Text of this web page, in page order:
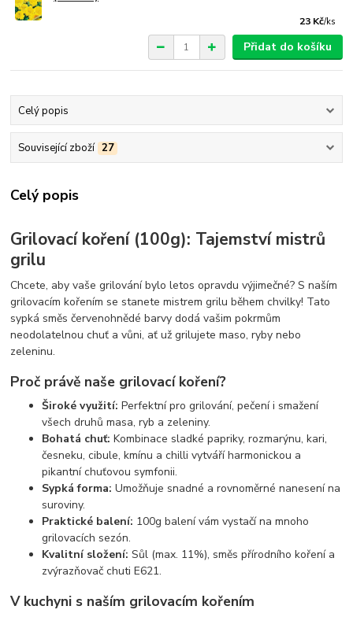
23 Kč/ks
Přidat do košíku
Celý popis
Související zboží 27
Celý popis
Grilovací koření (100g): Tajemství mistrů
grilu
Chcete, aby vaše grilování bylo letos opravdu výjimečné? S naším
grilovacím kořením se stanete mistrem grilu během chvilky! Tato
sypká směs červenohnědé barvy dodá vašim pokrmům
neodolatelnou chuť a vůni, ať už grilujete maso, ryby nebo
zeleninu.
Proč právě naše grilovací koření?
Široké využití: Perfektní pro grilování, pečení i smažení
všech druhů masa, ryb a zeleniny.
Bohatá chuť: Kombinace sladké papriky, rozmarýnu, kari,
česneku, cibule, kmínu a chilli vytváří harmonickou a
pikantní chuťovou symfonii.
Sypká forma: Umožňuje snadné a rovnoměrné nanesení na
suroviny.
Praktické balení: 100g balení vám vystačí na mnoho
grilovacích sezón.
Kvalitní složení: Sůl (max. 11%), směs přírodního koření a
zvýrazňovač chuti E621.
V kuchyni s naším grilovacím kořením